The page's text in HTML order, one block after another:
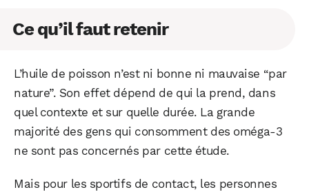
Ce qu’il faut retenir
L’huile de poisson n’est ni bonne ni mauvaise “par
nature”. Son effet dépend de qui la prend, dans
quel contexte et sur quelle durée. La grande
majorité des gens qui consomment des oméga-3
ne sont pas concernés par cette étude.
Mais pour les sportifs de contact, les personnes